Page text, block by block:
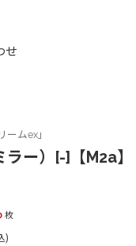
せ
ムex」
ー）[-]【M2a】
枚
)